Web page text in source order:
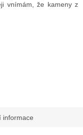
vnímám, že kameny z
informace